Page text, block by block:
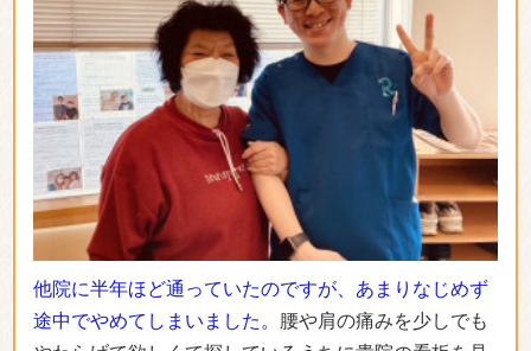
他院に半年ほど通っていたのですが、あまりなじめず
途中でやめてしまいました。 腰や肩の痛みを少しでも